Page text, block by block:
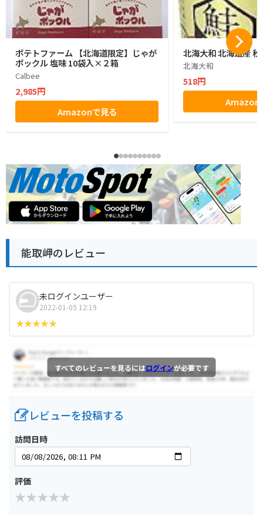
ポテトファーム 【北海道限定】じゃが
ポックル 塩味 10袋入×２箱
Calbee
2,985円
Amazonで見る
北海大和 北海道産
北海大和
518円
Amazon
能取岬のレビュー
未ログインユーザー
2022-01-05 12:19
すべてのレビューを見るにはログインが必要です
レビューを投稿する
訪問日時
評価